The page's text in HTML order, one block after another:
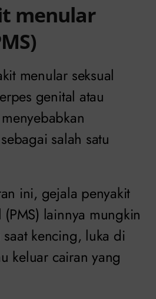
menular
menular seksual
genital atau
salah satu
ini, gejala penyakit
lainnya mungkin
kencing, luka di
keluar cairan yang